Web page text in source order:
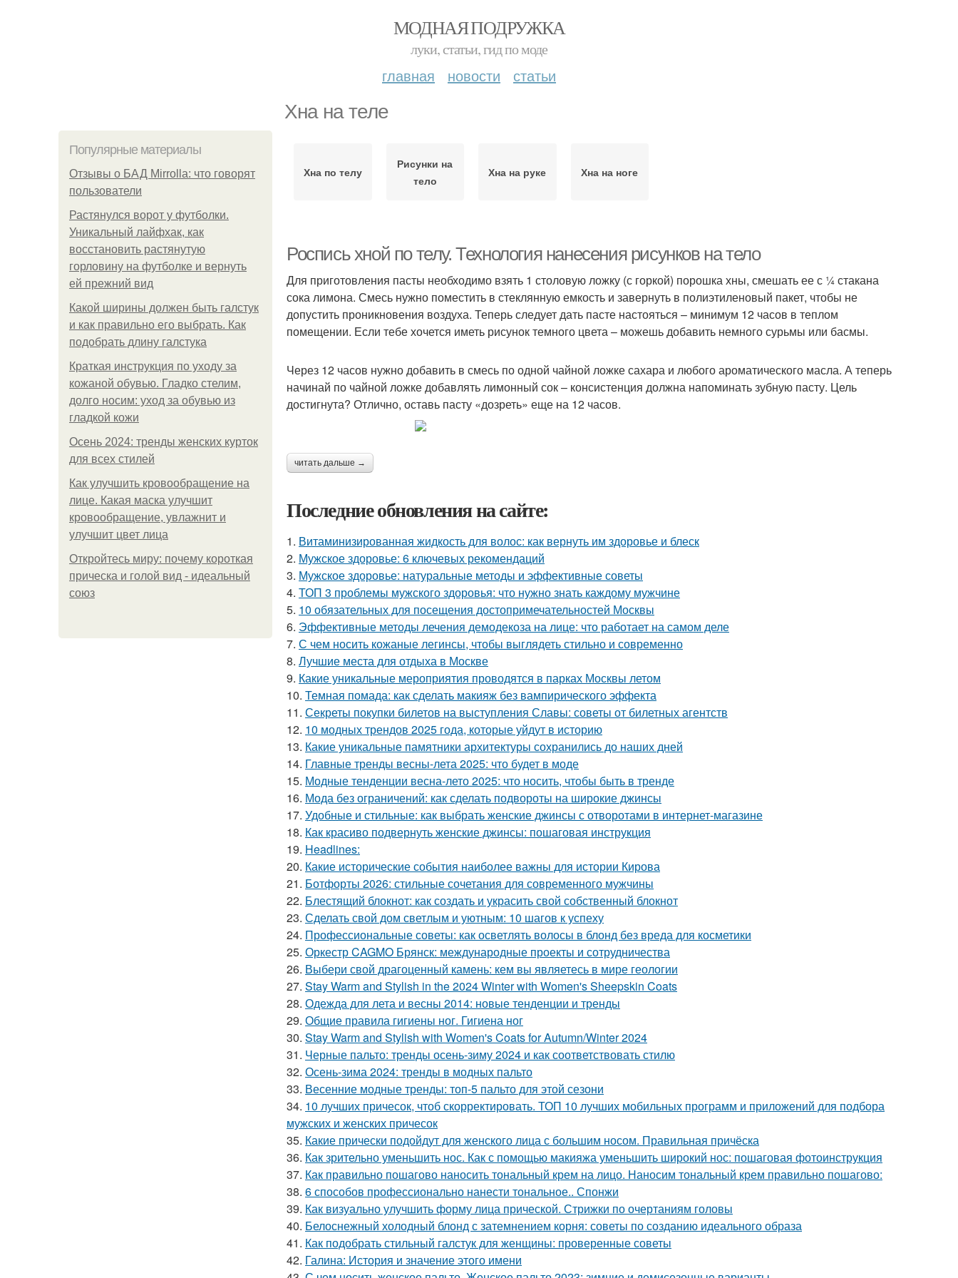
МОДНАЯ ПОДРУЖКА
луки, статьи, гид по моде
главная новости статьи
Хна на теле
Популярные материалы
Отзывы о БАД Mirrolla: что говорят
пользователи
Растянулся ворот у футболки.
Уникальный лайфхак, как
восстановить растянутую
горловину на футболке и вернуть
ей прежний вид
Какой ширины должен быть галстук
и как правильно его выбрать. Как
подобрать длину галстука
Краткая инструкция по уходу за
кожаной обувью. Гладко стелим,
долго носим: уход за обувью из
гладкой кожи
Осень 2024: тренды женских курток
для всех стилей
Как улучшить кровообращение на
лице. Какая маска улучшит
кровообращение, увлажнит и
улучшит цвет лица
Откройтесь миру: почему короткая
прическа и голой вид - идеальный
союз
Хна по телу
Рисунки на
тело
Хна на руке Хна на ноге
Роспись хной по телу. Технология нанесения рисунков на тело
Для приготовления пасты необходимо взять 1 столовую ложку (с горкой) порошка хны, смешать ее с ¼ стакана
сока лимона. Смесь нужно поместить в стеклянную емкость и завернуть в полиэтиленовый пакет, чтобы не
допустить проникновения воздуха. Теперь следует дать пасте настояться – минимум 12 часов в теплом
помещении. Если тебе хочется иметь рисунок темного цвета – можешь добавить немного сурьмы или басмы.
Через 12 часов нужно добавить в смесь по одной чайной ложке сахара и любого ароматического масла. А теперь
начинай по чайной ложке добавлять лимонный сок – консистенция должна напоминать зубную пасту. Цель
достигнута? Отлично, оставь пасту «дозреть» еще на 12 часов.
читать дальше →
Последние обновления на сайте:
1. Витаминизированная жидкость для волос: как вернуть им здоровье и блеск
2. Мужское здоровье: 6 ключевых рекомендаций
3. Мужское здоровье: натуральные методы и эффективные советы
4. ТОП 3 проблемы мужского здоровья: что нужно знать каждому мужчине
5. 10 обязательных для посещения достопримечательностей Москвы
6. Эффективные методы лечения демодекоза на лице: что работает на самом деле
7. С чем носить кожаные легинсы, чтобы выглядеть стильно и современно
8. Лучшие места для отдыха в Москве
9. Какие уникальные мероприятия проводятся в парках Москвы летом
10. Темная помада: как сделать макияж без вампирического эффекта
11. Секреты покупки билетов на выступления Славы: советы от билетных агентств
12. 10 модных трендов 2025 года, которые уйдут в историю
13. Какие уникальные памятники архитектуры сохранились до наших дней
14. Главные тренды весны-лета 2025: что будет в моде
15. Модные тенденции весна-лето 2025: что носить, чтобы быть в тренде
16. Мода без ограничений: как сделать подвороты на широкие джинсы
17. Удобные и стильные: как выбрать женские джинсы с отворотами в интернет-магазине
18. Как красиво подвернуть женские джинсы: пошаговая инструкция
19. Headlines:
20. Какие исторические события наиболее важны для истории Кирова
21. Ботфорты 2026: стильные сочетания для современного мужчины
22. Блестящий блокнот: как создать и украсить свой собственный блокнот
23. Сделать свой дом светлым и уютным: 10 шагов к успеху
24. Профессиональные советы: как осветлять волосы в блонд без вреда для косметики
25. Оркестр CAGMO Брянск: международные проекты и сотрудничества
26. Выбери свой драгоценный камень: кем вы являетесь в мире геологии
27. Stay Warm and Stylish in the 2024 Winter with Women's Sheepskin Coats
28. Одежда для лета и весны 2014: новые тенденции и тренды
29. Общие правила гигиены ног. Гигиена ног
30. Stay Warm and Stylish with Women's Coats for Autumn/Winter 2024
31. Черные пальто: тренды осень-зиму 2024 и как соответствовать стилю
32. Осень-зима 2024: тренды в модных пальто
33. Весенние модные тренды: топ-5 пальто для этой сезони
34. 10 лучших причесок, чтоб скорректировать. ТОП 10 лучших мобильных программ и приложений для подбора
мужских и женских причесок
35. Какие прически подойдут для женского лица с большим носом. Правильная причёска
36. Как зрительно уменьшить нос. Как с помощью макияжа уменьшить широкий нос: пошаговая фотоинструкция
37. Как правильно пошагово наносить тональный крем на лицо. Наносим тональный крем правильно пошагово:
38. 6 способов профессионально нанести тональное.. Спонжи
39. Как визуально улучшить форму лица прической. Стрижки по очертаниям головы
40. Белоснежный холодный блонд с затемнением корня: советы по созданию идеального образа
41. Как подобрать стильный галстук для женщины: проверенные советы
42. Галина: История и значение этого имени